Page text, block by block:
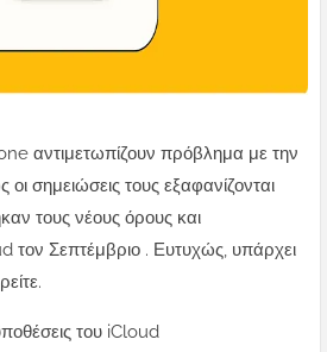
αντιμετωπίζουν πρόβλημα με την
σημειώσεις τους εξαφανίζονται
τους νέους όρους και
τον Σεπτέμβριο . Ευτυχώς, υπάρχει
του iCloud